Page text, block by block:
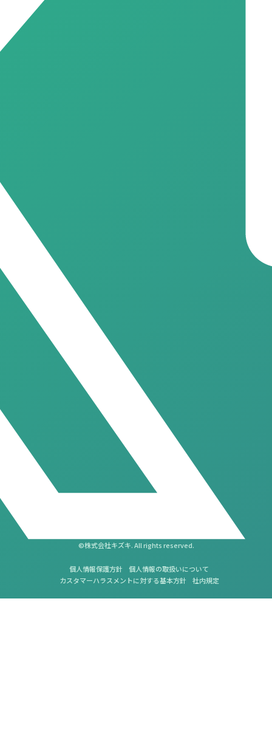
©株式会社キズキ. All rights reserved.
個人情報保護方針
個人情報の取扱いについて
カスタマーハラスメントに対する基本方針
社内規定